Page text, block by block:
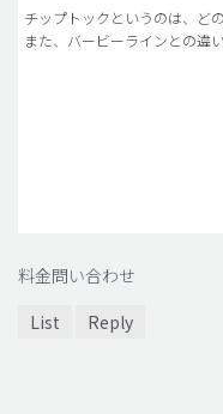
ご相談のお問い合わせ
チップトックというのは、ど
また、バービーラインとの違
料金問い合わせ
List
Reply